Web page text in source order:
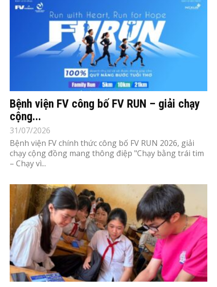
Bệnh viện FV công bố FV RUN – giải chạy
cộng...
31/07/2026
Bệnh viện FV chính thức công bố FV RUN 2026, giải
chạy cộng đồng mang thông điệp "Chạy bằng trái tim
– Chạy vì...